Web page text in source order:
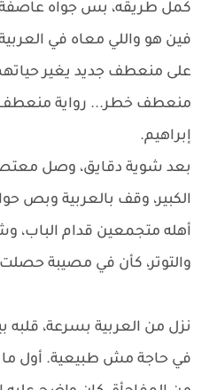
كمل طريقه، بس جواه
فين هو واللي معاه في
على منعطف جديد يغير
منعطف خطر... رواية
إبراهيم.
بعد شوية دقايق، وصل
الكبير، وقف بالعربية وبص
أهله متجمعين قدام الباب،
والتوتر، كأن في مصيبة
نزل من العربية بسرعة،
في حاجة مش طبيعية. أول ما